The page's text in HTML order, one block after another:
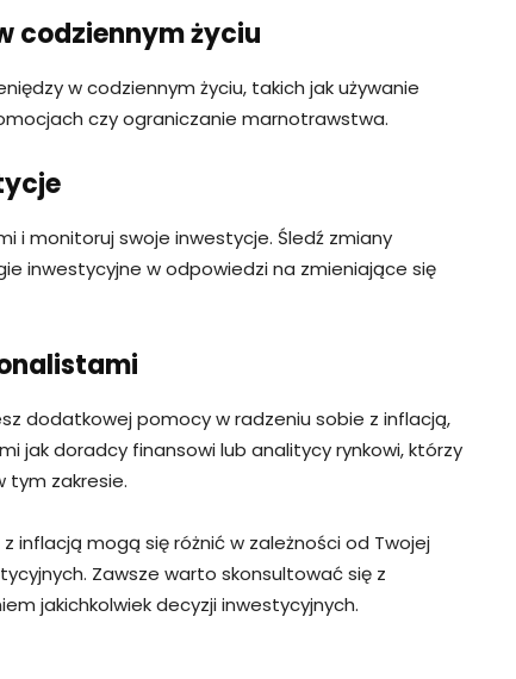
codziennym życiu
w codziennym życiu, takich jak używanie
czy ograniczanie marnotrawstwa.
i monitoruj swoje inwestycje. Śledź zmiany
inwestycyjne w odpowiedzi na zmieniające się
dodatkowej pomocy w radzeniu sobie z inflacją,
jak doradcy finansowi lub analitycy rynkowi, którzy
tym zakresie.
inflacją mogą się różnić w zależności od Twojej
Zawsze warto skonsultować się z
jakichkolwiek decyzji inwestycyjnych.